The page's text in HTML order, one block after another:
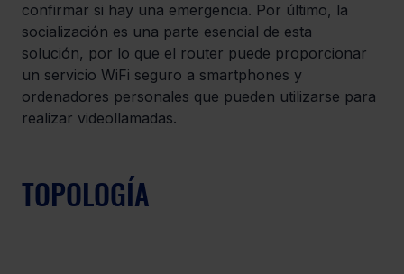
confirmar si hay una emergencia. Por último, la
socialización es una parte esencial de esta
solución, por lo que el router puede proporcionar
un servicio WiFi seguro a smartphones y
ordenadores personales que pueden utilizarse para
realizar videollamadas.
TOPOLOGÍA